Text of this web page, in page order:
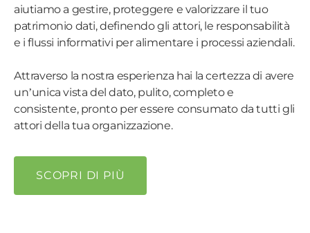
aiutiamo a gestire, proteggere e valorizzare il tuo
patrimonio dati, definendo gli attori, le responsabilità
e i flussi informativi per alimentare i processi aziendali.
Attraverso la nostra esperienza hai la certezza di avere
un’unica vista del dato, pulito, completo e
consistente, pronto per essere consumato da tutti gli
attori della tua organizzazione.
SCOPRI DI PIÙ